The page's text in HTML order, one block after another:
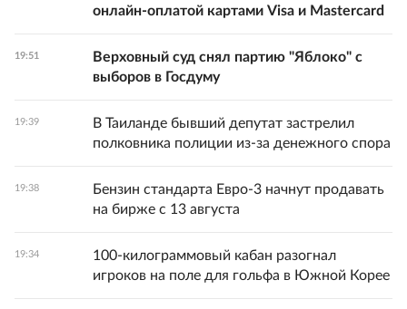
онлайн-оплатой картами Visa и Mastercard
19:51
Верховный суд снял партию "Яблоко" с
выборов в Госдуму
19:39
В Таиланде бывший депутат застрелил
полковника полиции из-за денежного спора
19:38
Бензин стандарта Евро-3 начнут продавать
на бирже с 13 августа
19:34
100-килограммовый кабан разогнал
игроков на поле для гольфа в Южной Корее